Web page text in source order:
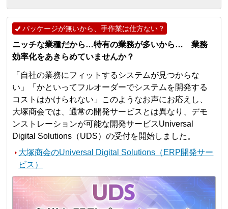
パッケージが無いから、手作業は仕方ない？
ニッチな業種だから…特有の業務が多いから… 業務
効率化をあきらめていませんか？
「自社の業務にフィットするシステムが見つからな
い」「かといってフルオーダーでシステムを開発する
コストはかけられない」このようなお声にお応えし、
大塚商会では、通常の開発サービスとは異なり、デモ
ンストレーションが可能な開発サービスUniversal
Digital Solutions（UDS）の受付を開始しました。
大塚商会のUniversal Digital Solutions（ERP開発サー
ビス）